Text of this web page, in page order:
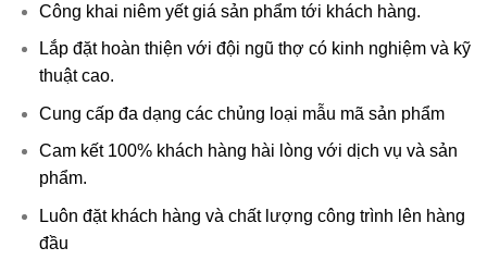
Công khai niêm yết giá sản phẩm tới khách hàng.
Lắp đặt hoàn thiện với đội ngũ thợ có kinh nghiệm và kỹ
thuật cao.
Cung cấp đa dạng các chủng loại mẫu mã sản phẩm
Cam kết 100% khách hàng hài lòng với dịch vụ và sản
phẩm.
Luôn đặt khách hàng và chất lượng công trình lên hàng
đầu